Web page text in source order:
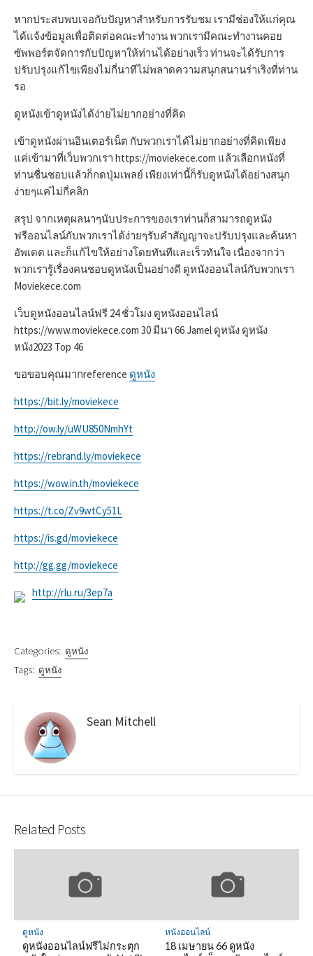
หากประสบพบเจอกับปัญหาสำหรับการรับชม เรามีช่องให้แก่คุณ
ได้แจ้งข้อมูลเพื่อติดต่อคณะทำงาน พวกเรามีคณะทำงานคอย
ซัพพอร์ตจัดการกับปัญหาให้ท่านได้อย่างเร็ว ท่านจะได้รับการ
ปรับปรุงแก้ไขเพียงไม่กี่นาทีไม่พลาดความสนุกสนานร่าเริงที่ท่าน
รอ
ดูหนังเข้าดูหนังได้ง่ายไม่ยากอย่างที่คิด
เข้าดูหนังผ่านอินเตอร์เน็ต กับพวกเราได้ไม่ยากอย่างที่คิดเพียง
แค่เข้ามาที่เว็บพวกเรา https://moviekece.com แล้วเลือกหนังที่
ท่านชื่นชอบแล้วก็กดปุ่มเพลย์ เพียงเท่านี้ก็รับดูหนังได้อย่างสนุก
ง่ายๆแค่ไม่กี่คลิก
สรุป จากเหตุผลนาๆนับประการของเราท่านก็สามารถดูหนัง
ฟรีออนไลน์กับพวกเราได้ง่ายๆรับคำสัญญาจะปรับปรุงและค้นหา
อัพเดต และก็แก้ไขให้อย่างโดยทันทีและเร็วทันใจ เนื่องจากว่า
พวกเรารู้เรื่องคนชอบดูหนังเป็นอย่างดี ดูหนังออนไลน์กับพวกเรา
Moviekece.com
เว็บดูหนังออนไลน์ฟรี 24 ชั่วโมง ดูหนังออนไลน์
https://www.moviekece.com 30 มีนา 66 Jamel ดูหนัง ดูหนัง
หนัง2023 Top 46
ขอขอบคุณมากreference ดูหนัง
https://bit.ly/moviekece
http://ow.ly/uWU850NmhYt
https://rebrand.ly/moviekece
https://wow.in.th/moviekece
https://t.co/Zv9wtCy51L
https://is.gd/moviekece
http://gg.gg/moviekece
http://rlu.ru/3ep7a
Categories: ดูหนัง
Tags: ดูหนัง
Sean Mitchell
Related Posts
ดูหนัง
ดูหนังออนไลน์ฟรีไม่กระตุก
หนังออนไลน์
18 เมษายน 66 ดูหนัง